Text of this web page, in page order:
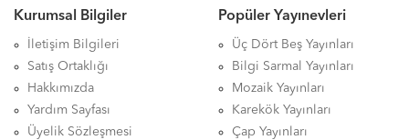
Kurumsal Bilgiler
İletişim Bilgileri
Satış Ortaklığı
Hakkımızda
Yardım Sayfası
Üyelik Sözleşmesi
Popüler Yayınevleri
Üç Dört Beş Yayınları
Bilgi Sarmal Yayınları
Mozaik Yayınları
Karekök Yayınları
Çap Yayınları